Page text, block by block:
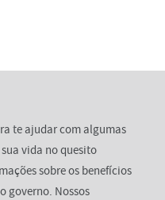
te ajudar com algumas
vida no quesito
sobre os benefícios
governo. Nossos